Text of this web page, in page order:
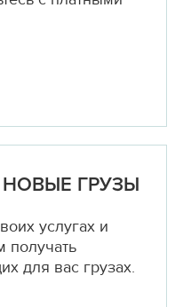
ГРУЗЫ
услугах и
получать
для вас грузах.